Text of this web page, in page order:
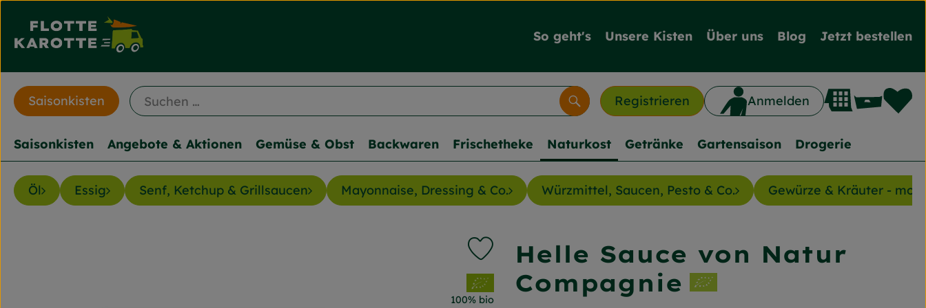
So geht's Unsere Kisten Über uns Blog Jetzt bestellen
Registrieren Anmelden
Suchen
Saisonkisten
Saisonkisten Angebote & Aktionen Gemüse & Obst Backwaren Frischetheke Naturkost Getränke Gartensaison Drogerie
Öl Essig Senf, Ketchup & Grillsaucen Mayonnaise, Dressing & Co. Würzmittel, Saucen, Pesto & Co. Gewürze & Kräuter -
Helle Sauce von Natur
Compagnie
Produkt zu Favouriten hinzufügen
, Verband:
100% bio